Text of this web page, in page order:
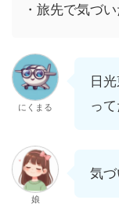
・旅先で気づ
にくまる
日
っ
娘
気づ